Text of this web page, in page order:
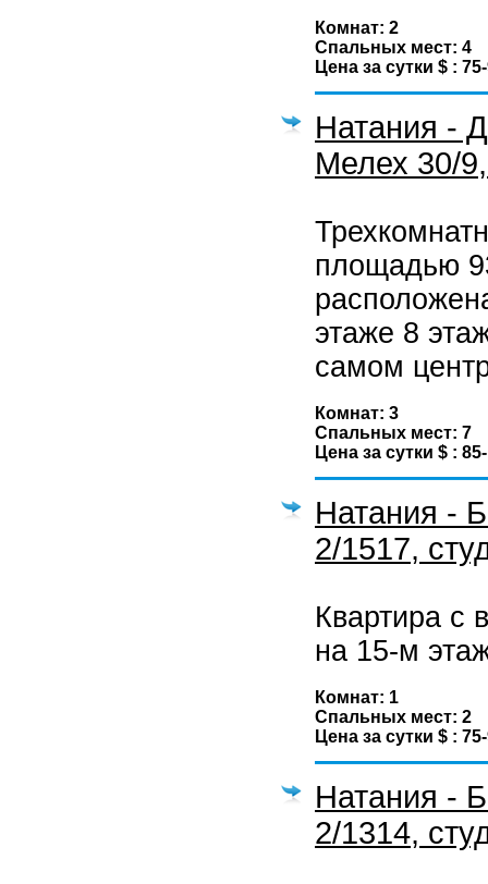
Комнат: 2
Спальных мест: 4
Цена за сутки $ :
Натания -
Мелех 30/
площадью
этаже 8
самом
Комнат: 3
Спальных мест: 7
Цена за сутки $ :
Натания -
2/1517,
Квартира с
на 15-м
Комнат: 1
Спальных мест: 2
Цена за сутки $ :
Натания -
2/1314,